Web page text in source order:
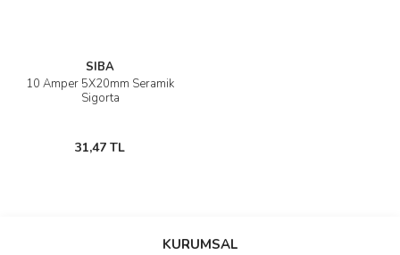
SIBA
10 Amper 5X20mm Seramik
Sigorta
31,47 TL
KURUMSAL